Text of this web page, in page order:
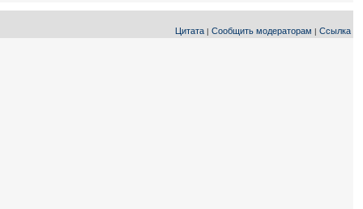
Цитата | Сообщить модераторам | Ссылка